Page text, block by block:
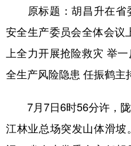
原标题：胡昌升在省
安全生产委员会全体会议
上全力开展抢险救灾 举
全生产风险隐患 任振鹤主
7月7日6时56分许，陇
江林业总场突发山体滑